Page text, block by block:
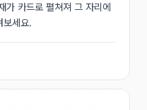
가 카드로 펼쳐져 그 자리에
보세요.